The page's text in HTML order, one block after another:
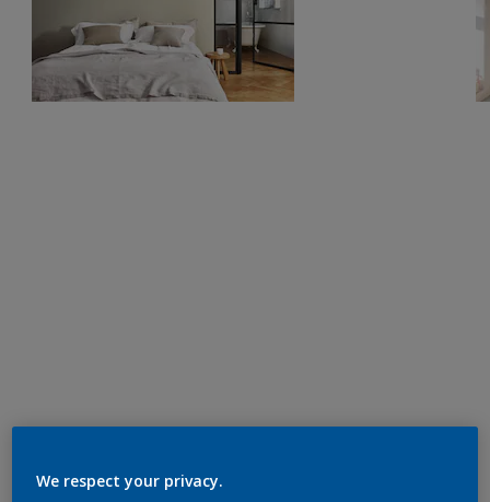
We respect your privacy.